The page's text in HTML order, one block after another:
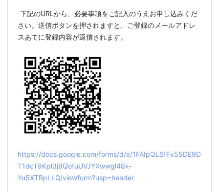
下記のURL から、必要事項をご記入のうえお申し込みくだ
さい。送信ボタンを押されますと、ご登録のメールアドレ
スあてに登録内容が返信されます。
https://docs.google.com/forms/d/e/1FAIpQLSfFx55DE9D
T1dcT9Kpl3j9QofuUVJYXwwgl48k-
Yu5XTBpLLQ/viewform?usp=header